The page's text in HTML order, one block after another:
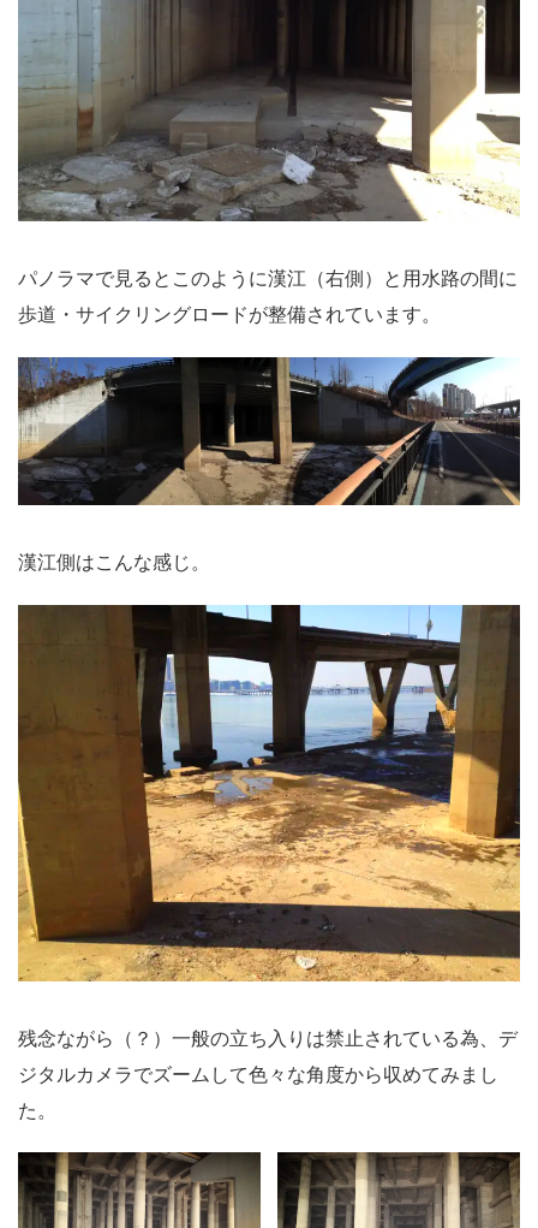
パノラマで見るとこのように漢江（右側）と用水路の間に
歩道・サイクリングロードが整備されています。
漢江側はこんな感じ。
残念ながら（？）一般の立ち入りは禁止されている為、デ
ジタルカメラでズームして色々な角度から収めてみまし
た。